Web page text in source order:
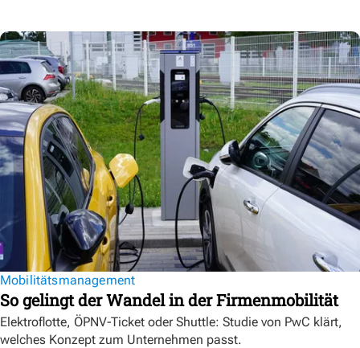
Mobilitätsmanagement
So gelingt der Wandel in der Firmenmobilität
Elektroflotte, ÖPNV-Ticket oder Shuttle: Studie von PwC klärt,
welches Konzept zum Unternehmen passt.